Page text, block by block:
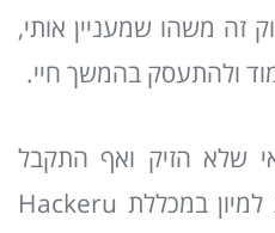
זה משהו שמעניין אותי,
ולהתעסק בהמשך חיי.
שלא הזיק ואף התקבל
בברכה, ופניי היו מועדות למיון במכללת Hackeru